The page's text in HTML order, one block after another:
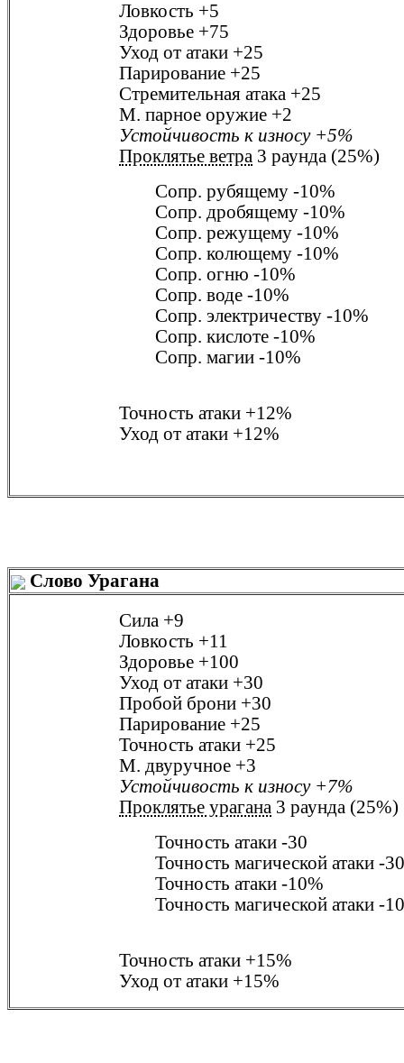
Ловкость +5
Здоровье +75
Уход от атаки +25
Парирование +25
Стремительная атака +25
М. парное оружие +2
Устойчивость к износу +5%
Проклятье ветра 3 раунда (25%)
Сопр. рубящему -10%
Сопр. дробящему -10%
Сопр. режущему -10%
Сопр. колющему -10%
Сопр. огню -10%
Сопр. воде -10%
Сопр. электричеству -10%
Сопр. кислоте -10%
Сопр. магии -10%
Точность атаки +12%
Уход от атаки +12%
Слово Урагана
Сила +9
Ловкость +11
Здоровье +100
Уход от атаки +30
Пробой брони +30
Парирование +25
Точность атаки +25
М. двуручное +3
Устойчивость к износу +7%
Проклятье урагана 3 раунда (25%)
Точность атаки -30
Точность магической атаки -30
Точность атаки -10%
Точность магической атаки -
Точность атаки +15%
Уход от атаки +15%